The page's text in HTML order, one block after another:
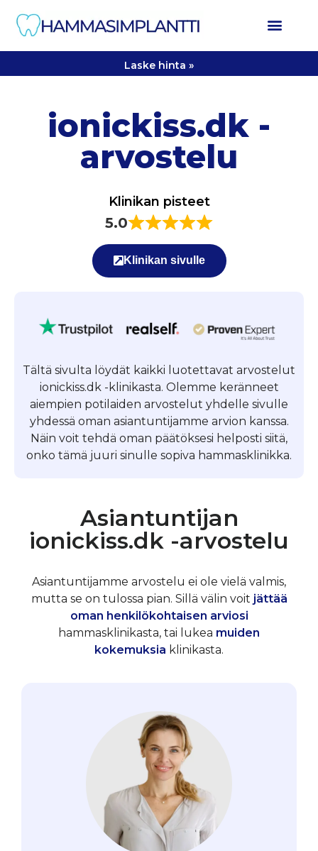
Laske hinta »
ionickiss.dk -
arvostelu
Klinikan pisteet
5.0
Klinikan sivulle
Tältä sivulta löydät kaikki luotettavat arvostelut
ionickiss.dk -klinikasta. Olemme keränneet
aiempien potilaiden arvostelut yhdelle sivulle
yhdessä oman asiantuntijamme arvion kanssa.
Näin voit tehdä oman päätöksesi helposti siitä,
onko tämä juuri sinulle sopiva hammasklinikka.
Asiantuntijan
ionickiss.dk -arvostelu
Asiantuntijamme arvostelu ei ole vielä valmis,
mutta se on tulossa pian. Sillä välin voit jättää
oman henkilökohtaisen arviosi
hammasklinikasta, tai lukea muiden
kokemuksia klinikasta.